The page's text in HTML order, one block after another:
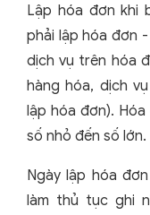
Lập hóa đơn khi
phải lập hóa đơn
dịch vụ trên hóa
hàng hóa, dịch
lập hóa đơn).
số nhỏ đến số lớn.
Ngày lập hóa
làm thủ tục ghi